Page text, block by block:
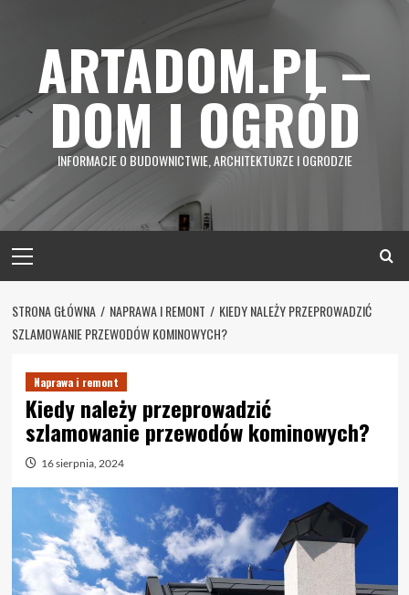
contentARTADOM.PL –
DOM I OGRÓD
INFORMACJE O BUDOWNICTWIE, ARCHITEKTURZE I OGRODZIE
Menu
STRONA GŁÓWNA NAPRAWA I REMONT
KIEDY NALEŻY PRZEPROWADZIĆ
SZLAMOWANIE PRZEWODÓW KOMINOWYCH?
Naprawa i remont
Kiedy należy przeprowadzić
szlamowanie przewodów kominowych?
16 sierpnia, 2024